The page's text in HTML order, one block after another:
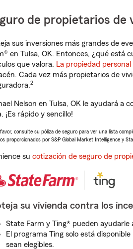
de propietarios de
sus inversiones más grandes de
en Tulsa, OK. Entonces, ¿qué está
que valora. La propiedad personal
Cada vez más propietarios de
2
Nelson en Tulsa, OK le ayudará a
¡Es rápido y sencillo!
consulte su póliza de seguro para ver una lista
proporcionados por S&P Global Market Intelligence y
su cotización de seguro de
su vivienda contra los
State Farm y Ting* pueden
El programa Ting solo está
sean elegibles.